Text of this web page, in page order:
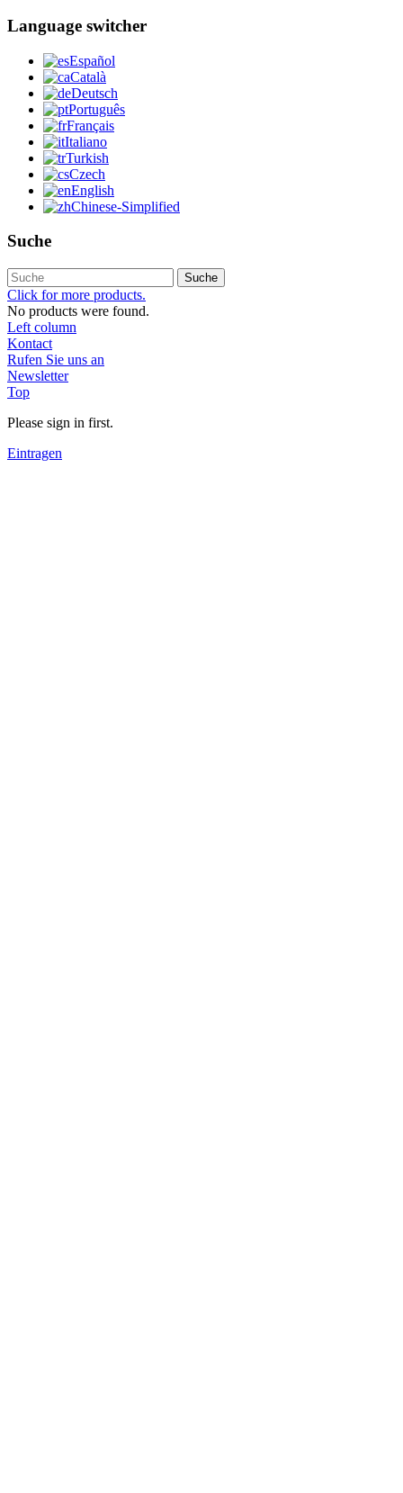
Language switcher
Español
Català
Deutsch
Português
Français
Italiano
Turkish
Czech
English
Chinese-Simplified
Suche
Suche
Click for more products.
No products were found.
Left column
Kontact
Rufen Sie uns an
Newsletter
Top
Please sign in first.
Eintragen